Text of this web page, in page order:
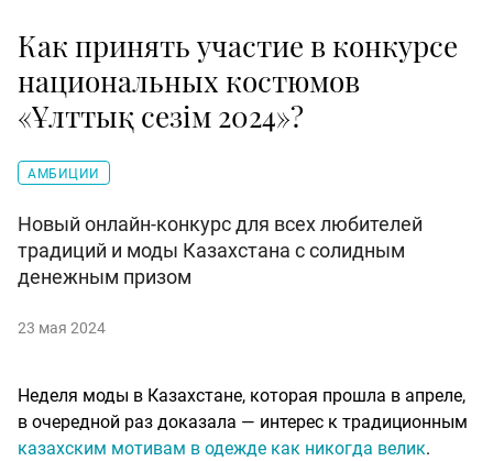
Как принять участие в конкурсе
национальных костюмов
«Ұлттық сезім 2024»?
АМБИЦИИ
Новый онлайн-конкурс для всех любителей
традиций и моды Казахстана с солидным
денежным призом
23 мая 2024
Неделя моды в Казахстане, которая прошла в апреле,
в очередной раз доказала — интерес к традиционным
казахским мотивам в одежде как никогда велик.